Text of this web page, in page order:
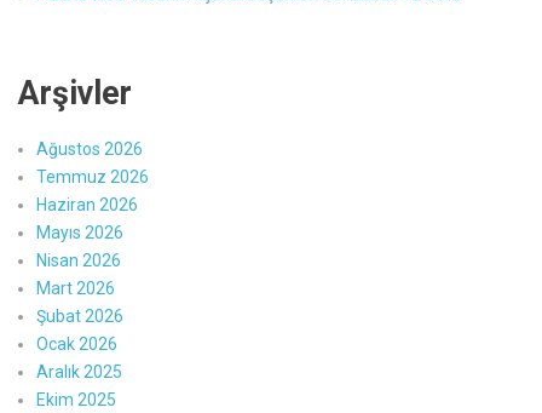
Arşivler
Ağustos 2026
Temmuz 2026
Haziran 2026
Mayıs 2026
Nisan 2026
Mart 2026
Şubat 2026
Ocak 2026
Aralık 2025
Ekim 2025